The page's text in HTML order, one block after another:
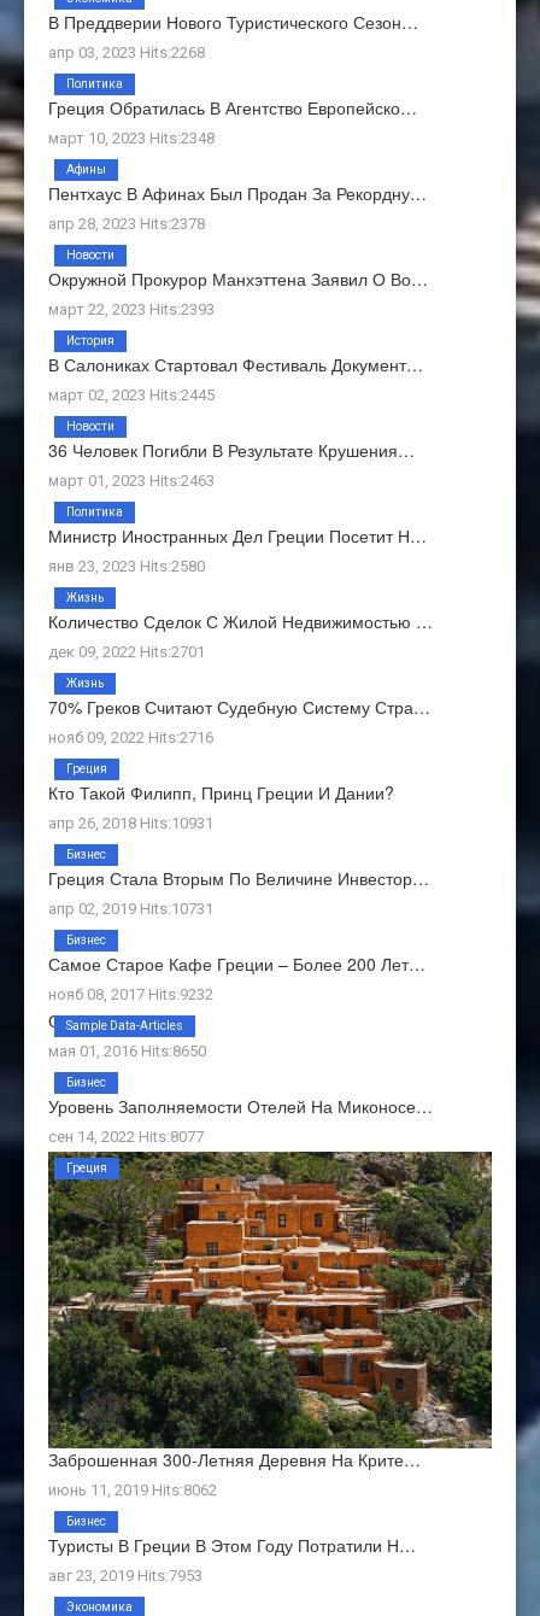
В Преддверии Нового Туристического Сезон…
апр 03, 2023 Hits:2268
Греция Обратилась В Агентство Европейско…
март 10, 2023 Hits:2348
Политика
Пентхаус В Афинах Был Продан За Рекордну…
апр 28, 2023 Hits:2378
Афины
Окружной Прокурор Манхэттена Заявил О Во…
март 22, 2023 Hits:2393
Новости
В Салониках Стартовал Фестиваль Документ…
март 02, 2023 Hits:2445
История
36 Человек Погибли В Результате Крушения…
март 01, 2023 Hits:2463
Новости
Министр Иностранных Дел Греции Посетит Н…
янв 23, 2023 Hits:2580
Политика
Количество Сделок С Жилой Недвижимостью …
дек 09, 2022 Hits:2701
Жизнь
70% Греков Считают Судебную Систему Стра…
нояб 09, 2022 Hits:2716
Жизнь
Кто Такой Филипп, Принц Греции И Дании?
апр 26, 2018 Hits:10931
Греция
Греция Стала Вторым По Величине Инвестор…
апр 02, 2019 Hits:10731
Бизнес
Самое Старое Кафе Греции – Более 200 Лет…
нояб 08, 2017 Hits:9232
Бизнес
О Нас
мая 01, 2016 Hits:8650
Sample Data-Articles
Уровень Заполняемости Отелей На Миконосе…
сен 14, 2022 Hits:8077
Бизнес
Заброшенная 300-Летняя Деревня На Крите…
июнь 11, 2019 Hits:8062
Греция
Туристы В Греции В Этом Году Потратили Н…
авг 23, 2019 Hits:7953
Бизнес
Экономика